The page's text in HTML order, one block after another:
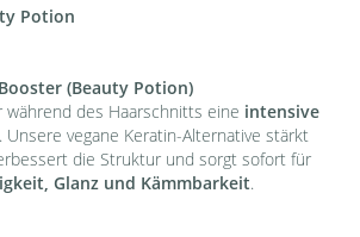
Potion
(Beauty Potion)
während des Haarschnitts eine intensive
. Unsere vegane Keratin-Alternative stärkt
die Struktur und sorgt sofort für
Glanz und Kämmbarkeit.